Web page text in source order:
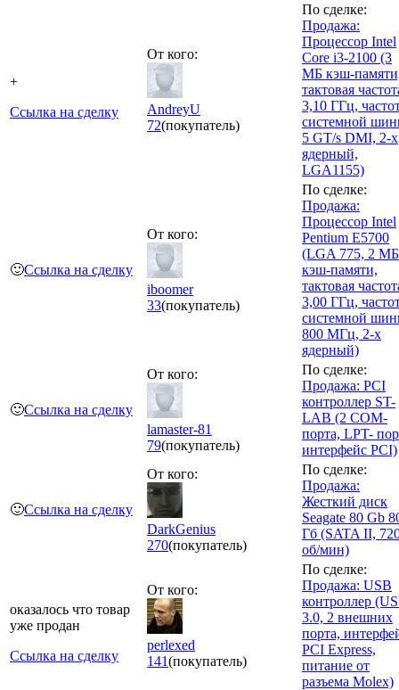
+
Ссылка на сделку
От кого:
AndreyU
72(покупатель)
По сделке:
Продажа:
Процессор Intel
Core i3-2100 (3
МБ кэш-
тактовая
3,10 ГГц,
системной
5 GT/s DMI, 2-х
ядерный,
LGA1155)
🙂Ссылка на сделку
От кого:
iboomer
33(покупатель)
По сделке:
Продажа:
Процессор Intel
Pentium E5700
(LGA 775, 2 МБ
кэш-памяти,
тактовая
3,00 ГГц,
системной
800 МГц, 2-х
ядерный)
🙂Ссылка на сделку
От кого:
lamaster-81
79(покупатель)
По сделке:
Продажа: PCI
контроллер ST-
LAB (2 COM-
порта, LPT-
интерфейс PCI)
🙂Ссылка на сделку
От кого:
DarkGenius
270(покупатель)
По сделке:
Продажа:
Жесткий диск
Seagate 80 Gb
Гб (SATA II,
об/мин)
оказалось что товар
уже продан
Ссылка на сделку
От кого:
perlexed
141(покупатель)
По сделке:
Продажа: USB
контроллер
3.0, 2 внешних
порта,
PCI Express,
питание от
разъема Molex)